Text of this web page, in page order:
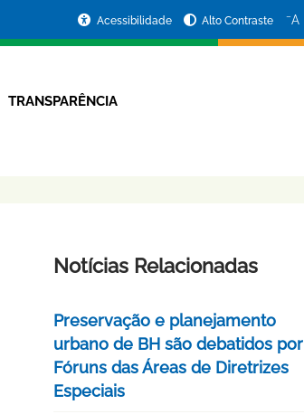
Acessibilidade Alto Contraste −A
TRANSPARÊNCIA
Notícias Relacionadas
Preservação e planejamento
urbano de BH são debatidos por
Fóruns das Áreas de Diretrizes
Especiais